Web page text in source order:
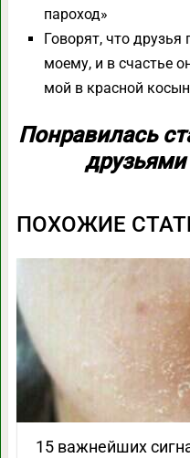
пароход»
Говорят, что друзья
моему, и в счастье
мой в красной
Понравилась
ПОХОЖИЕ
15 важнейших